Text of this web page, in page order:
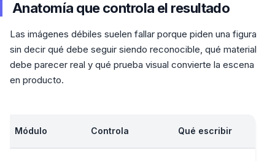
Anatomía que controla el resultado
Las imágenes débiles suelen fallar porque piden una figura
sin decir qué debe seguir siendo reconocible, qué material
debe parecer real y qué prueba visual convierte la escena
en producto.
Módulo Controla Qué escribir